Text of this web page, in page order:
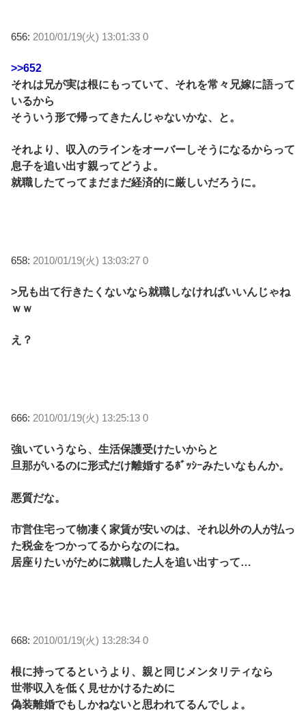
656: 2010/01/19(火) 13:01:33 0
>>652
それは兄が実は根にもっていて、それを常々兄嫁に語って
いるから
そういう形で帰ってきたんじゃないかな、と。
それより、収入のラインをオーバーしそうになるからって
息子を追い出す親ってどうよ。
就職したてってまだまだ経済的に厳しいだろうに。
658: 2010/01/19(火) 13:03:27 0
>兄も出て行きたくないなら就職しなければいいんじゃね
ｗｗ
え？
666: 2010/01/19(火) 13:25:13 0
強いていうなら、生活保護受けたいからと
旦那がいるのに形式だけ離婚するﾎﾞｯｼｰみたいなもんか。
悪質だな。
市営住宅って物凄く家賃が安いのは、それ以外の人が払っ
た税金をつかってるからなのにね。
居座りたいがために就職した人を追い出すって…
668: 2010/01/19(火) 13:28:34 0
根に持ってるというより、親と同じメンタリティなら
世帯収入を低く見せかけるために
偽装離婚でもしかねないと思われてるんでしょ。